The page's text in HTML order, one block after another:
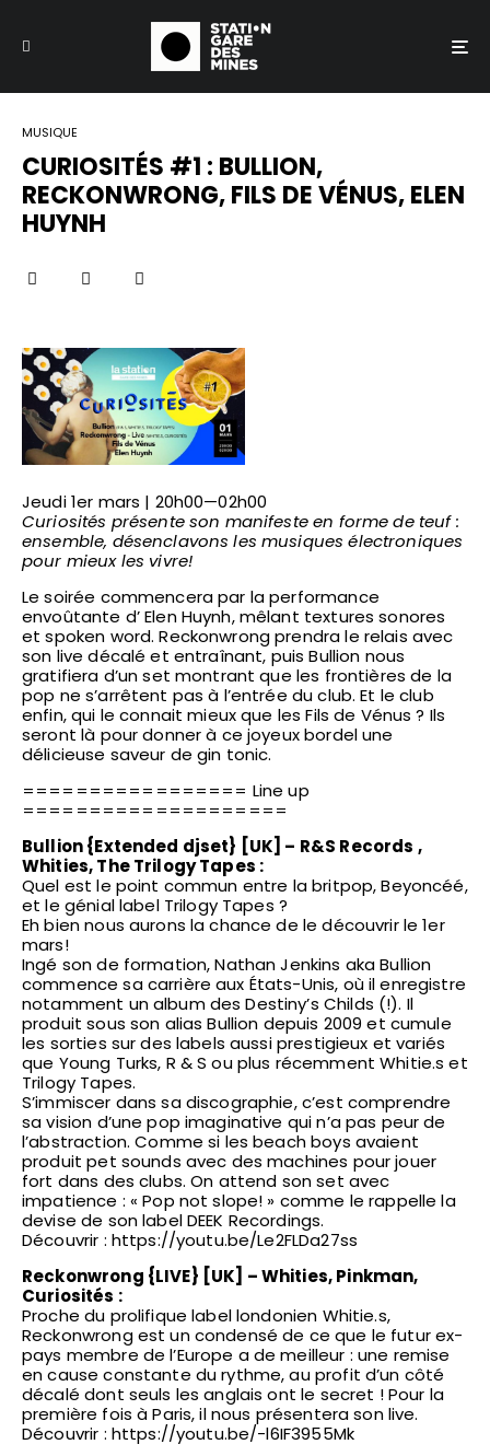
MUSIQUE
CURIOSITÉS #1 : BULLION,
RECKONWRONG, FILS DE VÉNUS, ELEN
HUYNH
Jeudi 1er mars | 20h00—02h00
Curiosités présente son manifeste en forme de teuf :
ensemble, désenclavons les musiques électroniques
pour mieux les vivre!
Le soirée commencera par la performance
envoûtante d’ Elen Huynh, mêlant textures sonores
et spoken word. Reckonwrong prendra le relais avec
son live décalé et entraînant, puis Bullion nous
gratifiera d’un set montrant que les frontières de la
pop ne s’arrêtent pas à l’entrée du club. Et le club
enfin, qui le connait mieux que les Fils de Vénus ? Ils
seront là pour donner à ce joyeux bordel une
délicieuse saveur de gin tonic.
================= Line up
====================
Bullion {Extended djset} [UK] – R&S Records ,
Whities, The Trilogy Tapes :
Quel est le point commun entre la britpop, Beyoncéé,
et le génial label Trilogy Tapes ?
Eh bien nous aurons la chance de le découvrir le 1er
mars!
Ingé son de formation, Nathan Jenkins aka Bullion
commence sa carrière aux États-Unis, où il enregistre
notamment un album des Destiny’s Childs (!). Il
produit sous son alias Bullion depuis 2009 et cumule
les sorties sur des labels aussi prestigieux et variés
que Young Turks, R & S ou plus récemment Whitie.s et
Trilogy Tapes.
S’immiscer dans sa discographie, c’est comprendre
sa vision d’une pop imaginative qui n’a pas peur de
l’abstraction. Comme si les beach boys avaient
produit pet sounds avec des machines pour jouer
fort dans des clubs. On attend son set avec
impatience : « Pop not slope! » comme le rappelle la
devise de son label DEEK Recordings.
Découvrir : https://youtu.be/Le2FLDa27ss
Reckonwrong {LIVE} [UK] – Whities, Pinkman,
Curiosités :
Proche du prolifique label londonien Whitie.s,
Reckonwrong est un condensé de ce que le futur ex-
pays membre de l’Europe a de meilleur : une remise
en cause constante du rythme, au profit d’un côté
décalé dont seuls les anglais ont le secret ! Pour la
première fois à Paris, il nous présentera son live.
Découvrir : https://youtu.be/-l6IF3955Mk